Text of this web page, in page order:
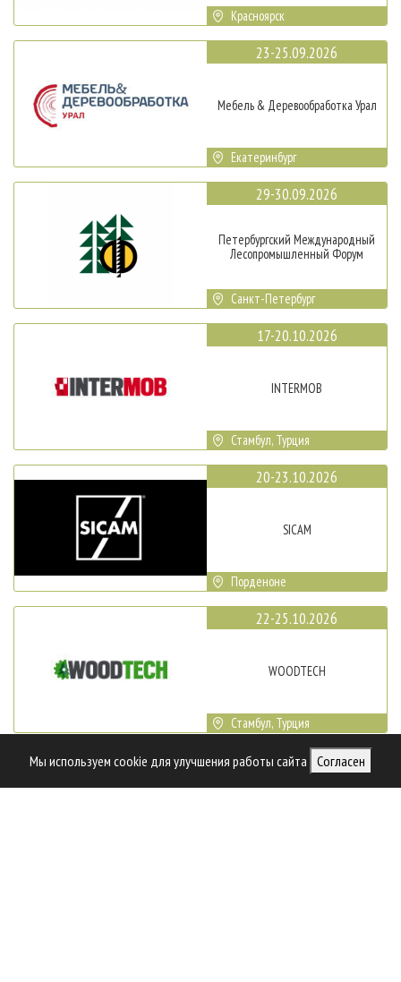
Мы используем cookie для улучшения работы сайта Согласен
Красноярск
23-25.09.2026
Мебель & Деревообработка Урал
Екатеринбург
29-30.09.2026
Петербургский Международный
Лесопромышленный Форум
Санкт-Петербург
17-20.10.2026
INTERMOB
Стамбул, Турция
20-23.10.2026
SICAM
Порденоне
22-25.10.2026
WOODTECH
Стамбул, Турция
Смотреть все